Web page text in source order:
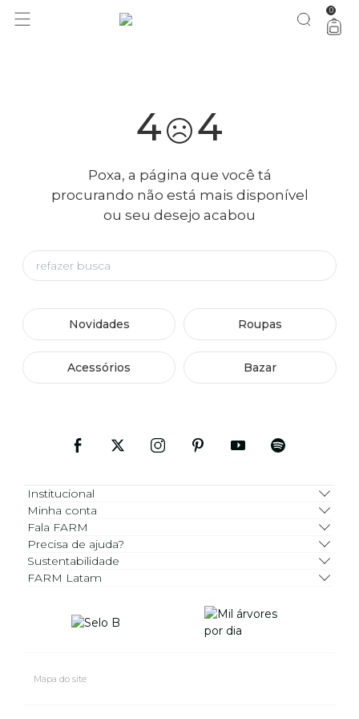
você merece 30% OFF pra comemorar com a gente aproveita! 0
4 4
Poxa, a página que você tá
procurando não está mais disponível
ou seu desejo acabou
Novidades Roupas
Acessórios Bazar
Institucional
Minha conta
Fala FARM
Precisa de ajuda?
Sustentabilidade
FARM Latam
Mapa do site